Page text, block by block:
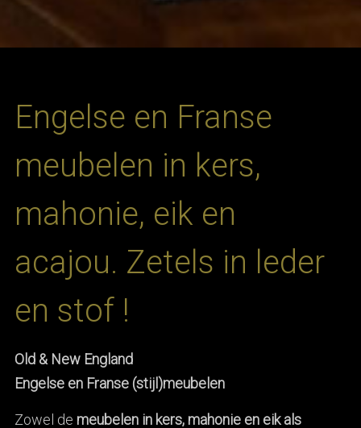
Engelse en Franse
meubelen in kers,
mahonie, eik en
acajou. Zetels in leder
en stof !
Old & New England
Engelse en Franse (stijl)meubelen
Zowel de meubelen in kers, mahonie en eik als